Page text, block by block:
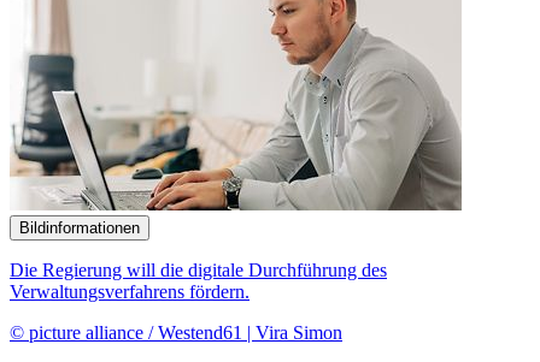
Bildinformationen
Die Regierung will die digitale Durchführung des
Verwaltungsverfahrens fördern.
© picture alliance / Westend61 | Vira Simon